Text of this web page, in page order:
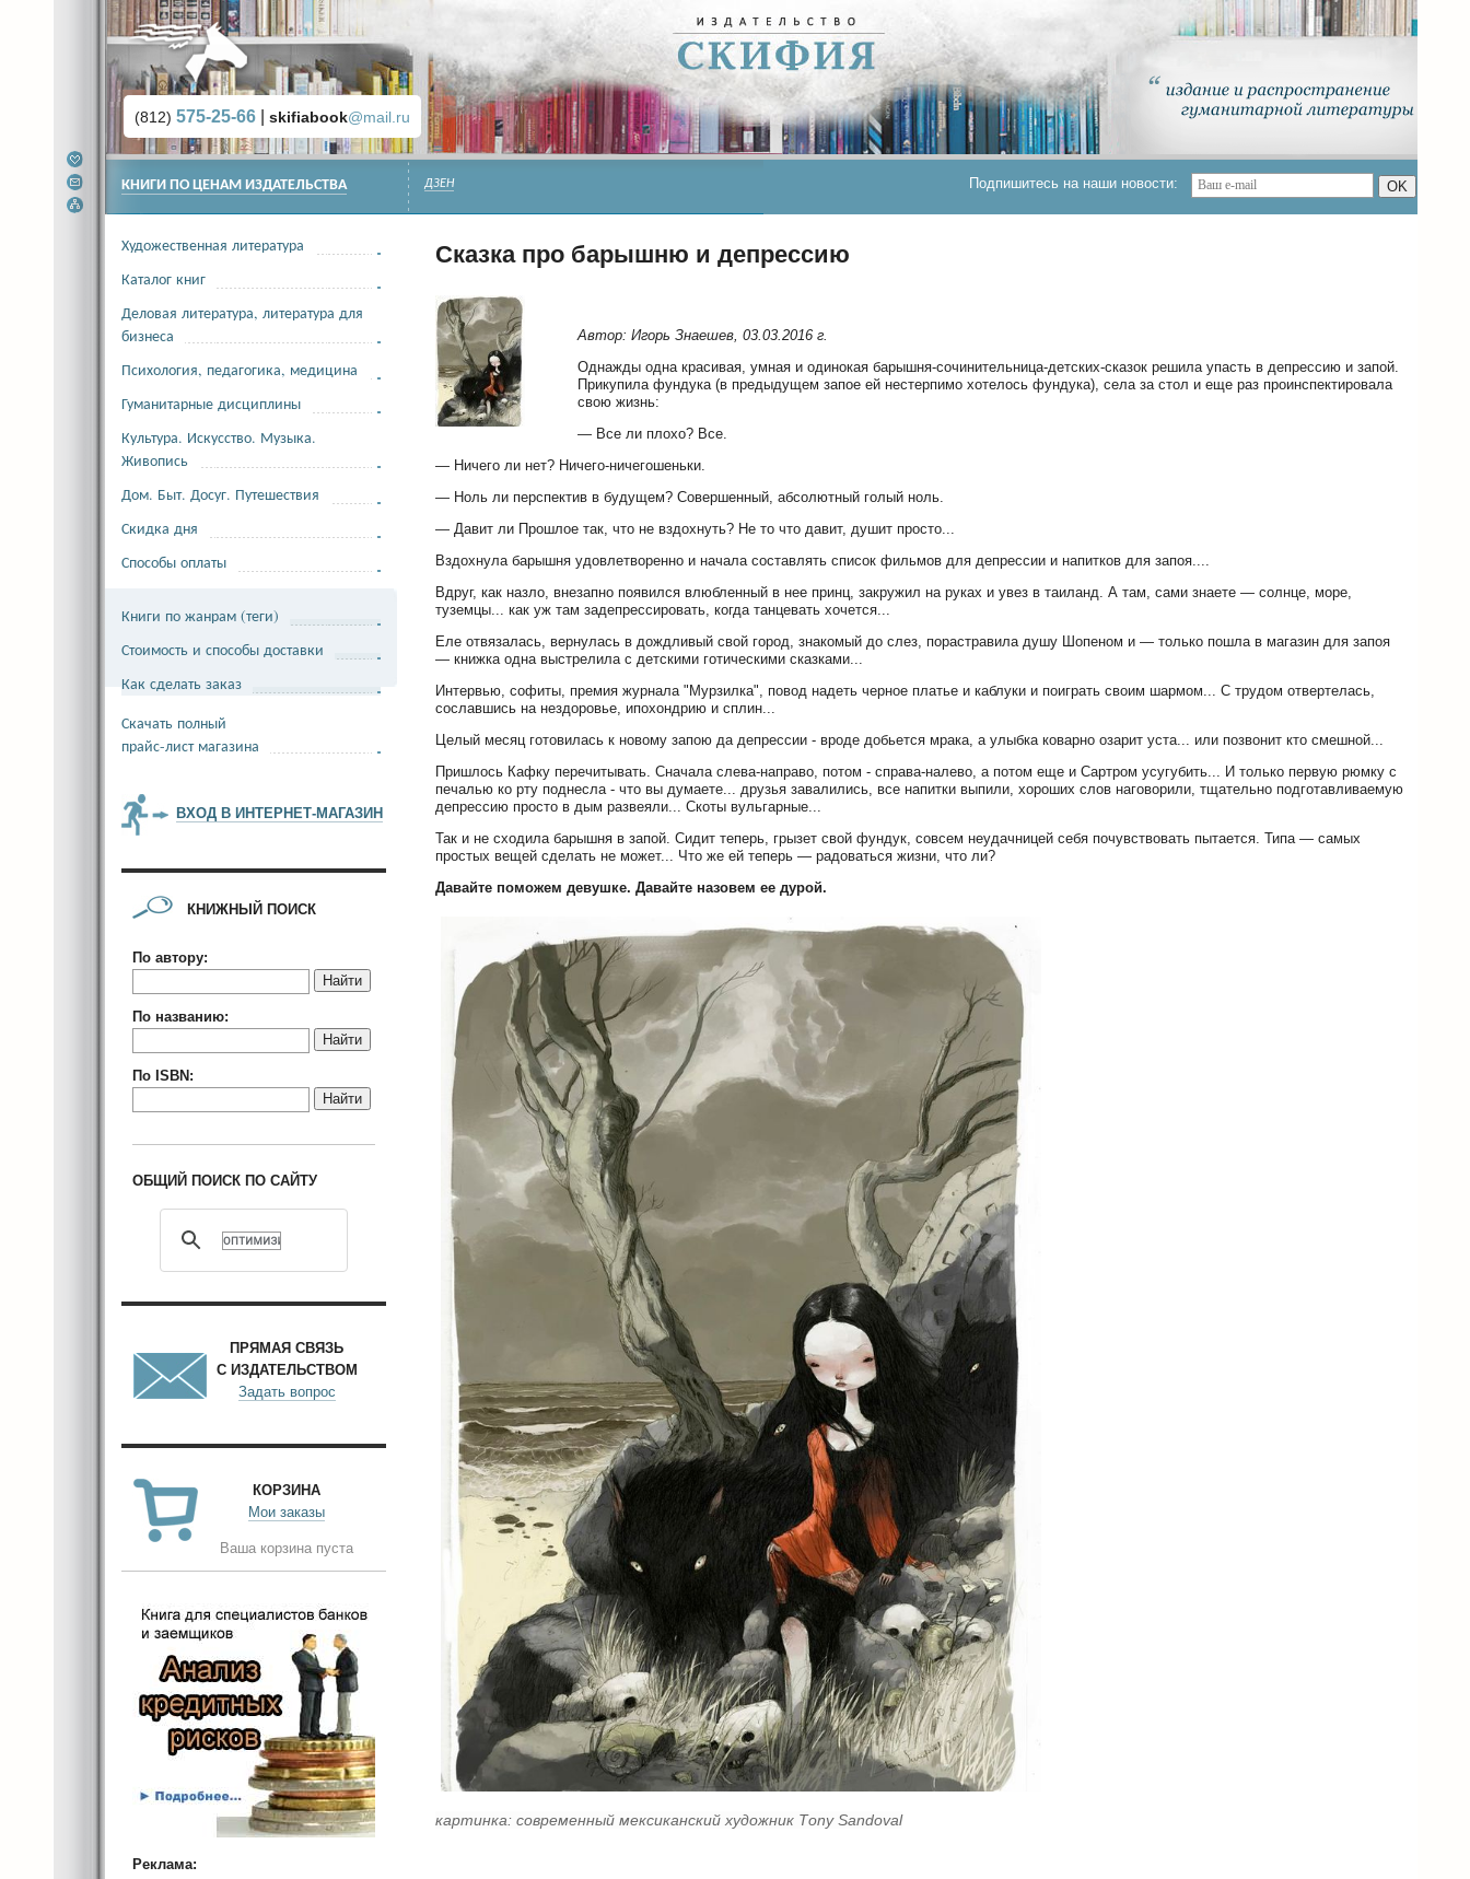
(812) 575-25-66 skifiabook@mail.ru
ДЗЕН Подпишитесь на наши новости: OK
Сказка про барышню и депрессию
Автор: Игорь Знаешев, 03.03.2016 г.
Однажды одна красивая, умная и одинокая барышня-сочинительница-детских-сказок решила упасть в депрессию и запой.
Прикупила фундука (в предыдущем запое ей нестерпимо хотелось фундука), села за стол и еще раз проинспектировала
свою жизнь:
— Все ли плохо? Все.
— Ничего ли нет? Ничего-ничегошеньки.
— Ноль ли перспектив в будущем? Совершенный, абсолютный голый ноль.
— Давит ли Прошлое так, что не вздохнуть? Не то что давит, душит просто...
Вздохнула барышня удовлетворенно и начала составлять список фильмов для депрессии и напитков для запоя....
Вдруг, как назло, внезапно появился влюбленный в нее принц, закружил на руках и увез в таиланд. А там, сами знаете — солнце, море,
туземцы... как уж там задепрессировать, когда танцевать хочется...
Еле отвязалась, вернулась в дождливый свой город, знакомый до слез, порастравила душу Шопеном и — только пошла в магазин для запоя
— книжка одна выстрелила с детскими готическими сказками...
Интервью, софиты, премия журнала "Мурзилка", повод надеть черное платье и каблуки и поиграть своим шармом... С трудом отвертелась,
сославшись на нездоровье, ипохондрию и сплин...
Целый месяц готовилась к новому запою да депрессии - вроде добьется мрака, а улыбка коварно озарит уста... или позвонит кто смешной...
Пришлось Кафку перечитывать. Сначала слева-направо, потом - справа-налево, а потом еще и Сартром усугубить... И только первую рюмку с
печалью ко рту поднесла - что вы думаете... друзья завалились, все напитки выпили, хороших слов наговорили, тщательно подготавливаемую
депрессию просто в дым развеяли... Скоты вульгарные...
Так и не сходила барышня в запой. Сидит теперь, грызет свой фундук, совсем неудачницей себя почувствовать пытается. Типа — самых
простых вещей сделать не может... Что же ей теперь — радоваться жизни, что ли?
Давайте поможем девушке. Давайте назовем ее дурой.
картинка: современный мексиканский художник Тony Sandoval
КНИГИ ПО ЦЕНАМ ИЗДАТЕЛЬСТВА
Художественная литература
Каталог книг
Деловая литература, литература для
бизнеса
Психология, педагогика, медицина
Гуманитарные дисциплины
Культура. Искусство. Музыка.
Живопись
Дом. Быт. Досуг. Путешествия
Скидка дня
Способы оплаты
Книги по жанрам (теги)
Стоимость и способы доставки
Как сделать заказ
Скачать полный
прайс-лист магазина
ВХОД В ИНТЕРНЕТ-МАГАЗИН
КНИЖНЫЙ ПОИСК
По автору:
Найти
По названию:
Найти
По ISBN:
Найти
ОБЩИЙ ПОИСК ПО САЙТУ
ПРЯМАЯ СВЯЗЬ
С ИЗДАТЕЛЬСТВОМ
Задать вопрос
КОРЗИНА
Мои заказы
Ваша корзина пуста
Реклама: